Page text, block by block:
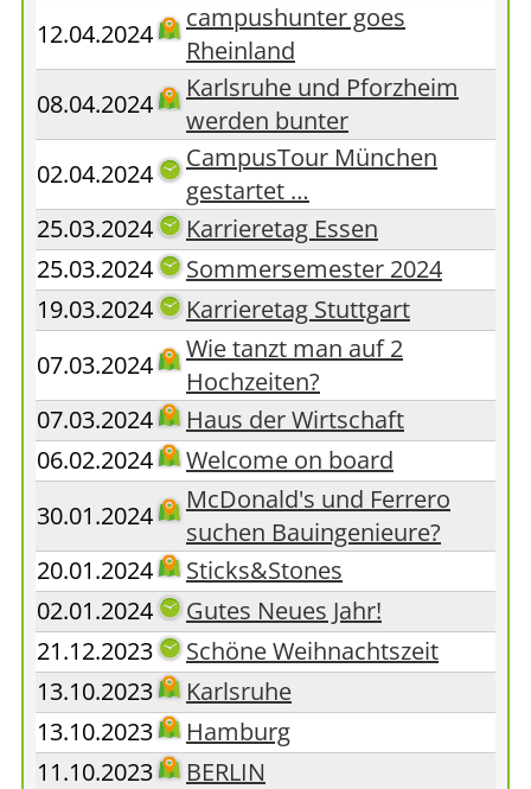
12.04.2024
campushunter goes
Rheinland
08.04.2024
Karlsruhe und Pforzheim
werden bunter
02.04.2024
CampusTour München
gestartet …
25.03.2024
Karrieretag Essen
25.03.2024
Sommersemester 2024
19.03.2024
Karrieretag Stuttgart
07.03.2024
Wie tanzt man auf 2
Hochzeiten?
07.03.2024
Haus der Wirtschaft
06.02.2024
Welcome on board
30.01.2024
McDonald's und Ferrero
suchen Bauingenieure?
20.01.2024
Sticks&Stones
02.01.2024
Gutes Neues Jahr!
21.12.2023
Schöne Weihnachtszeit
13.10.2023
Karlsruhe
13.10.2023
Hamburg
11.10.2023
BERLIN